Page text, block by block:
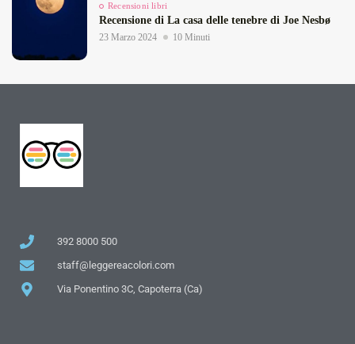
Recensioni libri
Recensione di La casa delle tenebre di Joe Nesbø
23 Marzo 2024 10 Minuti
392 8000 500
staff@leggereacolori.com
Via Ponentino 3C, Capoterra (Ca)